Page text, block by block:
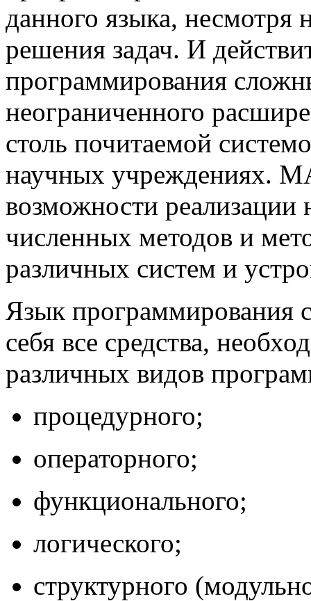
данного языка, несмотря
решения задач. И
программирования
неограниченного
столь почитаемой
научных учреждениях.
возможности
численных методов и
различных систем и
Язык программирования
себя все средства,
различных видов
процедурного;
операторного;
функционального;
логического;
структурного